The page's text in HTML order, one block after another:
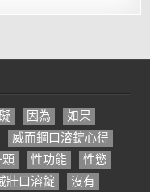
因為
如果
威而鋼口溶錠心得
性功能
性慾
壯口溶錠
沒有